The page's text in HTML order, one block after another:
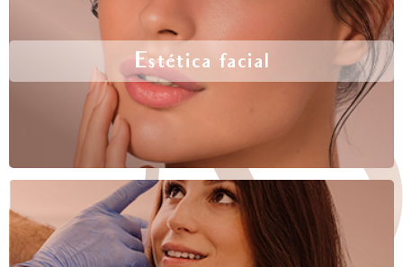
Estética facial